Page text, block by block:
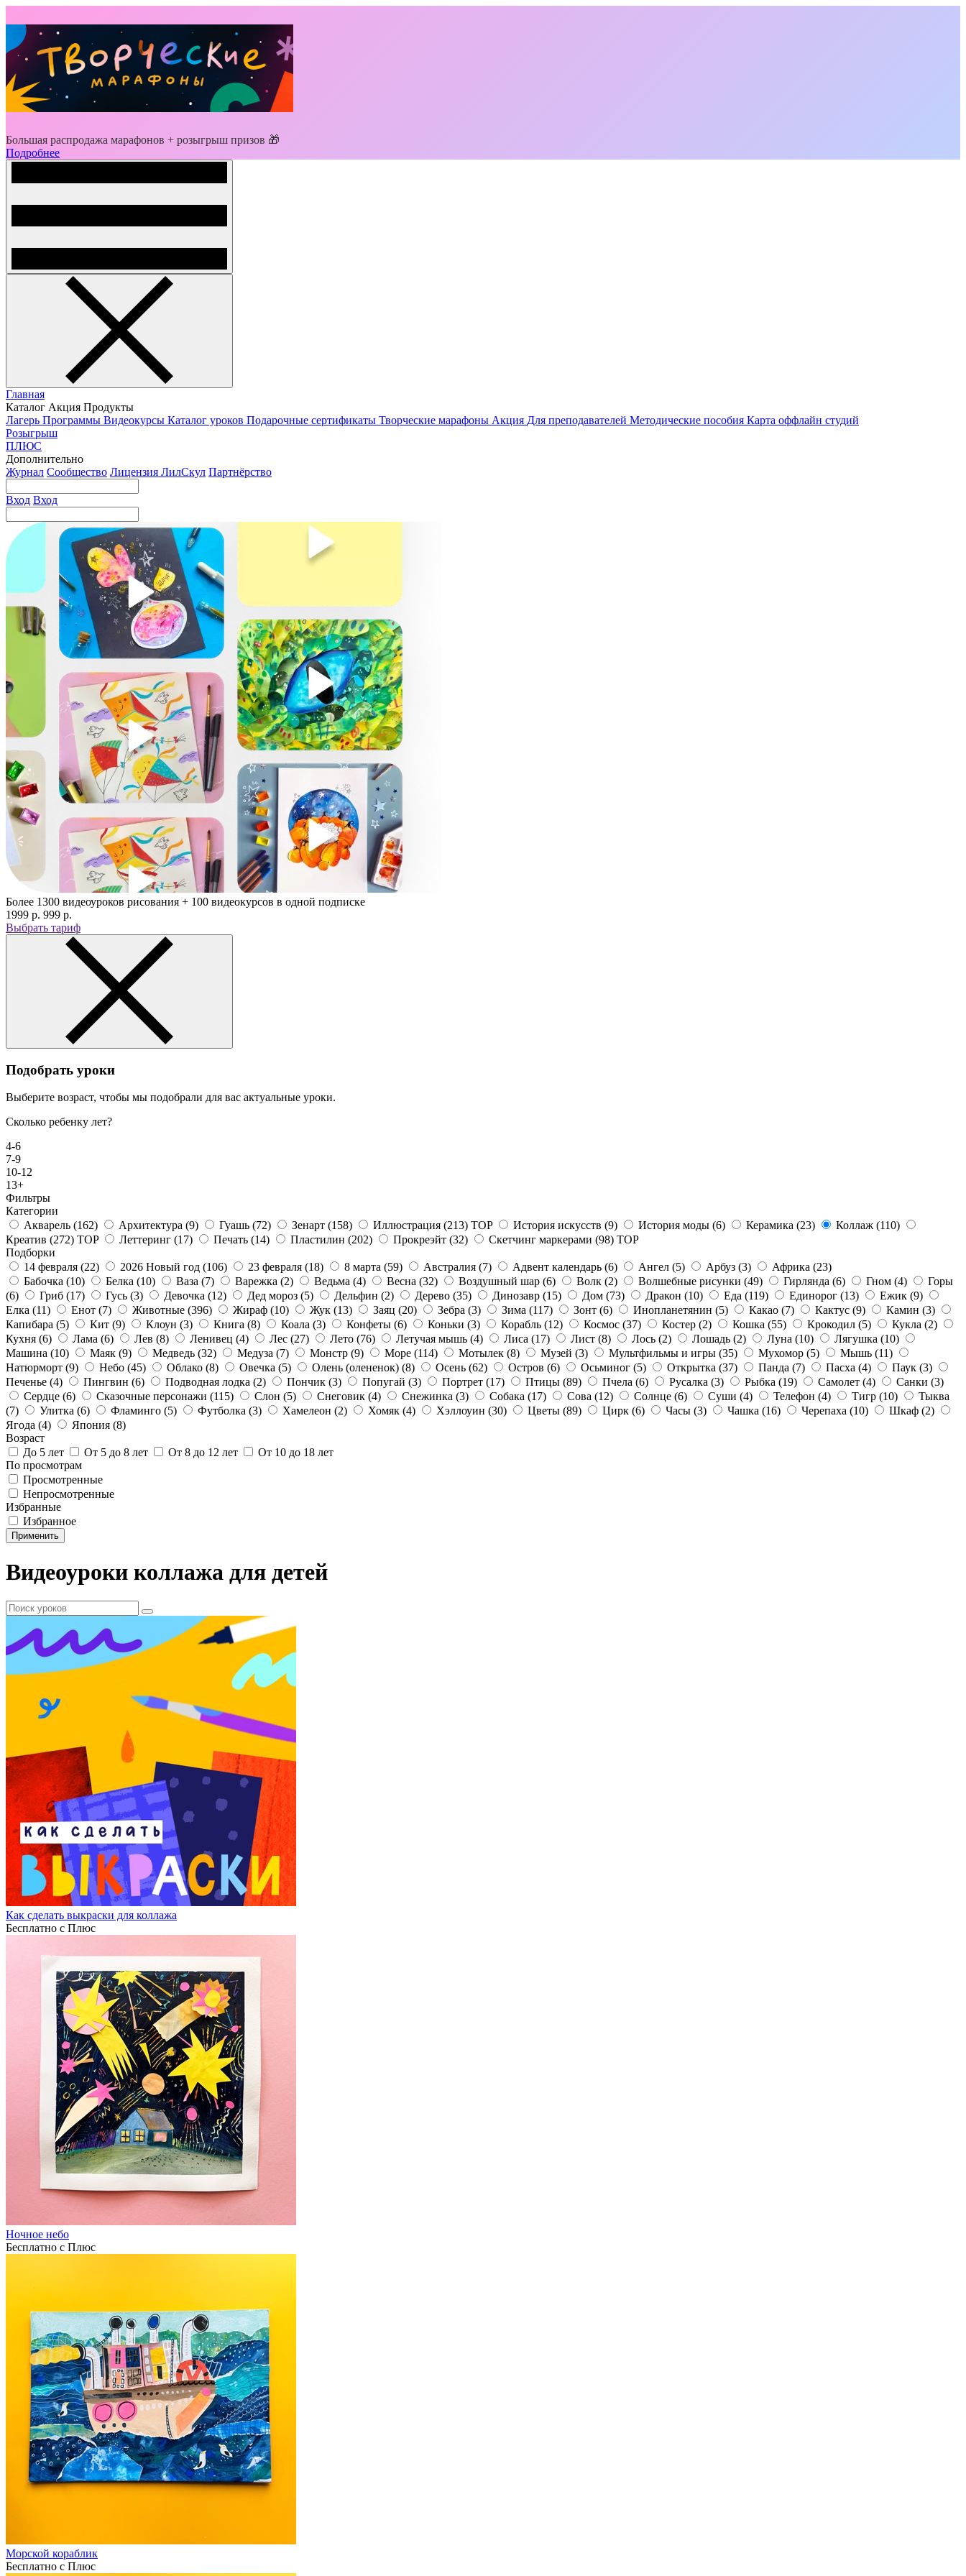
Большая распродажа марафонов + розыгрыш призов 🎁
Подробнее
Главная
Каталог Акция Продукты
Лагерь Программы Видеокурсы Каталог уроков Подарочные сертификаты Творческие марафоны Акция Для преподавателей Методические пособия Карта оффлайн студий
Розыгрыш
ПЛЮС
Дополнительно
Журнал Сообщество Лицензия ЛилСкул Партнёрство
Вход Вход
Более 1300 видеоуроков рисования + 100 видеокурсов в одной подписке
1999 p. 999 p.
Выбрать тариф
Подобрать уроки
Выберите возраст, чтобы мы подобрали для вас актуальные уроки.
Сколько ребенку лет?
4-6
7-9
10-12
13+
Фильтры
Категории
Акварель (162) Архитектура (9) Гуашь (72) Зенарт (158) Иллюстрация (213) TOP История искусств (9) История моды (6) Керамика (23) Коллаж (110)
Креатив (272) TOP Леттеринг (17) Печать (14) Пластилин (202) Прокреэйт (32) Скетчинг маркерами (98) TOP
Подборки
14 февраля (22) 2026 Новый год (106) 23 февраля (18) 8 марта (59) Австралия (7) Адвент календарь (6) Ангел (5) Арбуз (3) Африка (23)
Бабочка (10) Белка (10) Ваза (7) Варежка (2) Ведьма (4) Весна (32) Воздушный шар (6) Волк (2) Волшебные рисунки (49) Гирлянда (6) Гном (4)
Горы
(6)
Гриб (17) Гусь (3) Девочка (12) Дед мороз (5) Дельфин (2) Дерево (35) Динозавр (15) Дом (73) Дракон (10) Еда (119) Единорог (13) Ежик (9)
Елка (11) Енот (7) Животные (396) Жираф (10) Жук (13) Заяц (20) Зебра (3) Зима (117) Зонт (6) Инопланетянин (5) Какао (7) Кактус (9) Камин (3)
Капибара (5) Кит (9) Клоун (3) Книга (8) Коала (3) Конфеты (6) Коньки (3) Корабль (12) Космос (37) Костер (2) Кошка (55) Крокодил (5) Кукла (2)
Кухня (6) Лама (6) Лев (8) Ленивец (4) Лес (27) Лето (76) Летучая мышь (4) Лиса (17) Лист (8) Лось (2) Лошадь (2) Луна (10) Лягушка (10)
Машина (10) Маяк (9) Медведь (32) Медуза (7) Монстр (9) Море (114) Мотылек (8) Музей (3) Мультфильмы и игры (35) Мухомор (5) Мышь (11)
Натюрморт (9) Небо (45) Облако (8) Овечка (5) Олень (олененок) (8) Осень (62) Остров (6) Осьминог (5) Открытка (37) Панда (7) Пасха (4) Паук (3)
Печенье (4) Пингвин (6) Подводная лодка (2) Пончик (3) Попугай (3) Портрет (17) Птицы (89) Пчела (6) Русалка (3) Рыбка (19) Самолет (4) Санки (3)
Сердце (6) Сказочные персонажи (115) Слон (5) Снеговик (4) Снежинка (3) Собака (17) Сова (12) Солнце (6) Суши (4) Телефон (4) Тигр (10)
Тыква
(7)
Улитка (6) Фламинго (5) Футболка (3) Хамелеон (2) Хомяк (4) Хэллоуин (30) Цветы (89) Цирк (6) Часы (3) Чашка (16) Черепаха (10) Шкаф (2)
Ягода (4) Япония (8)
Возраст
До 5 лет
От 5 до 8 лет От 8 до 12 лет
От 10 до 18 лет
По просмотрам
Просмотренные
Непросмотренные
Избранные
Избранное
Применить
Видеоуроки коллажа для детей
Как сделать выкраски для коллажа
Бесплатно с Плюс
Ночное небо
Бесплатно с Плюс
Морской кораблик
Бесплатно с Плюс